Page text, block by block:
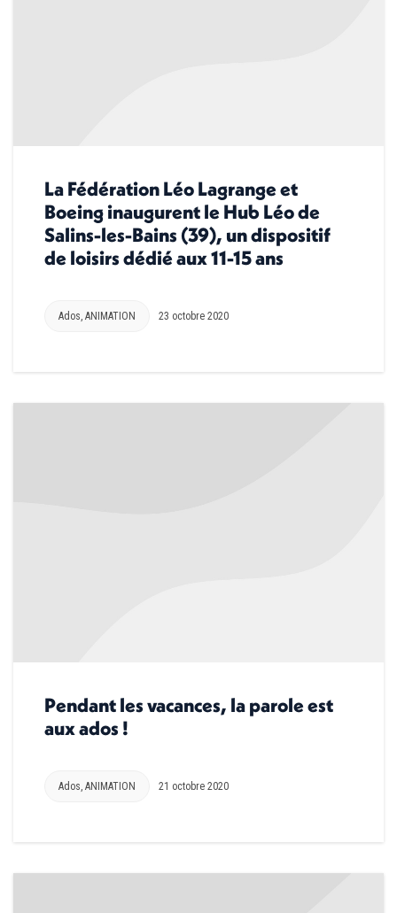
La Fédération Léo Lagrange et
Boeing inaugurent le Hub Léo de
Salins-les-Bains (39), un dispositif
de loisirs dédié aux 11-15 ans
Ados, ANIMATION 23 octobre 2020
Pendant les vacances, la parole est
aux ados !
Ados ANIMATION 21 octobre 2020